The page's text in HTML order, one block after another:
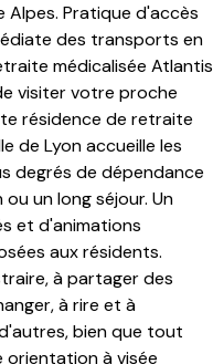
Alpes. Pratique d'accès
des transports en
médicalisée Atlantis
visiter votre proche
résidence de retraite
de Lyon accueille les
degrés de dépendance
un long séjour. Un
et d'animations
aux résidents.
à partager des
à rire et à
bien que tout
orientation à visée